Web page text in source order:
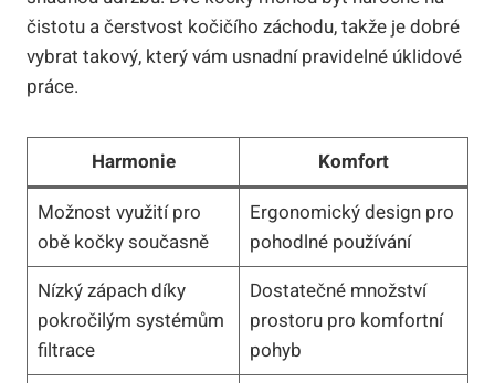
čistotu a čerstvost kočičího záchodu, takže je dobré
vybrat takový, který vám usnadní pravidelné úklidové
práce.
Harmonie
Komfort
Možnost využití pro
obě kočky současně
Ergonomický design pro
pohodlné používání
Nízký zápach díky
pokročilým systémům
filtrace
Dostatečné množství
prostoru pro komfortní
pohyb